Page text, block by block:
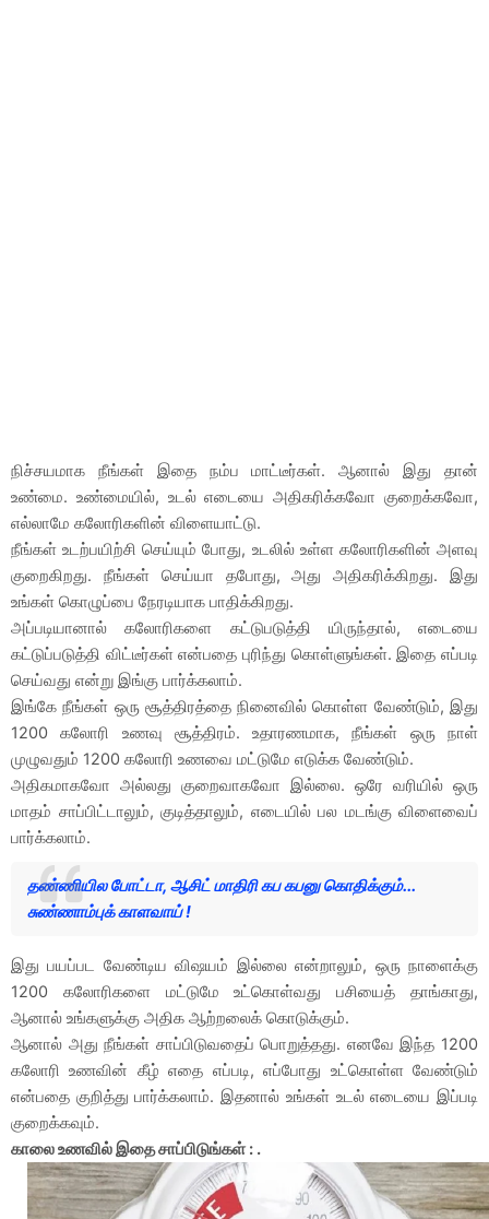
நிச்சயமாக நீங்கள் இதை நம்ப மாட்டீர்கள். ஆனால் இது தான்
உண்மை. உண்மையில், உடல் எடையை அதிகரிக்கவோ குறைக்கவோ,
எல்லாமே கலோரிகளின் விளையாட்டு.
நீங்கள் உடற்பயிற்சி செய்யும் போது, உடலில் உள்ள கலோரிகளின் அளவு
குறைகிறது. நீங்கள் செய்யா தபோது, அது அதிகரிக்கிறது. இது
உங்கள் கொழுப்பை நேரடியாக பாதிக்கிறது.
அப்படியானால் கலோரிகளை கட்டுபடுத்தி யிருந்தால், எடையை
கட்டுப்படுத்தி விட்டீர்கள் என்பதை புரிந்து கொள்ளுங்கள். இதை எப்படி
செய்வது என்று இங்கு பார்க்கலாம்.
இங்கே நீங்கள் ஒரு சூத்திரத்தை நினைவில் கொள்ள வேண்டும், இது
1200 கலோரி உணவு சூத்திரம். உதாரணமாக, நீங்கள் ஒரு நாள்
முழுவதும் 1200 கலோரி உணவை மட்டுமே எடுக்க வேண்டும்.
அதிகமாகவோ அல்லது குறைவாகவோ இல்லை. ஒரே வரியில் ஒரு
மாதம் சாப்பிட்டாலும், குடித்தாலும், எடையில் பல மடங்கு விளைவைப்
பார்க்கலாம்.
தண்ணியில போட்டா, ஆசிட் மாதிரி கப கபனு கொதிக்கும்...
சுண்ணாம்புக் காளவாய் !
இது பயப்பட வேண்டிய விஷயம் இல்லை என்றாலும், ஒரு நாளைக்கு
1200 கலோரிகளை மட்டுமே உட்கொள்வது பசியைத் தாங்காது,
ஆனால் உங்களுக்கு அதிக ஆற்றலைக் கொடுக்கும்.
ஆனால் அது நீங்கள் சாப்பிடுவதைப் பொறுத்தது. எனவே இந்த 1200
கலோரி உணவின் கீழ் எதை எப்படி, எப்போது உட்கொள்ள வேண்டும்
என்பதை குறித்து பார்க்கலாம். இதனால் உங்கள் உடல் எடையை இப்படி
குறைக்கவும்.
காலை உணவில் இதை சாப்பிடுங்கள் : .